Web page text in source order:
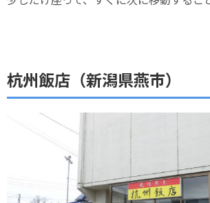
杭州飯店（新潟県燕市）